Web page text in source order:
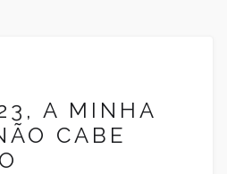
A MINHA
CABE